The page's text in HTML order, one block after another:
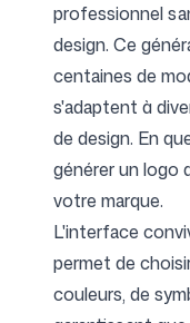
professionnel
design. Ce
centaines de
s'adaptent à
de design. En
générer un logo
votre marque.
L'interface
permet de
couleurs, de